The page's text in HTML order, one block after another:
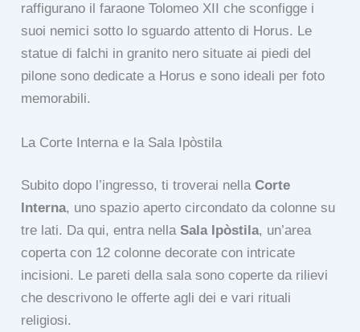
raffigurano il faraone Tolomeo XII che sconfigge i
suoi nemici sotto lo sguardo attento di Horus. Le
statue di falchi in granito nero situate ai piedi del
pilone sono dedicate a Horus e sono ideali per foto
memorabili.
La Corte Interna e la Sala Ipòstila
Subito dopo l’ingresso, ti troverai nellaCorte
Interna, uno spazio aperto circondato da colonne su
tre lati. Da qui, entra nellaSala Ipòstila, un’area
coperta con 12 colonne decorate con intricate
incisioni. Le pareti della sala sono coperte da rilievi
che descrivono le offerte agli dei e vari rituali
religiosi.